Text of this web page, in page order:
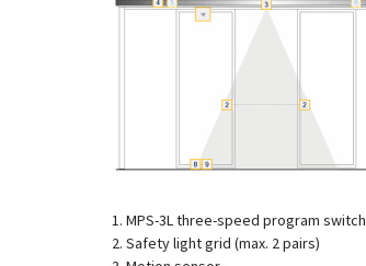
1. MPS-3L three-speed program switch
2. Safety light grid (max. 2 pairs)